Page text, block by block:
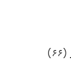
(۶۶)